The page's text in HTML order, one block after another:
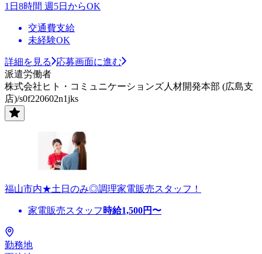
1日8時間 週5日からOK
交通費支給
未経験OK
詳細を見る
応募画面に進む
派遣労働者
株式会社ヒト・コミュニケーションズ人材開発本部 (広島支
店)/s0f220602n1jks
福山市内★土日のみ◎調理家電販売スタッフ！
家電販売スタッフ 時給1,500円〜
勤務地